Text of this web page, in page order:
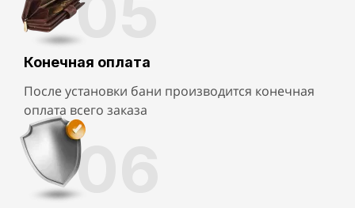
Конечная оплата
После установки бани производится конечная
оплата всего заказа
06